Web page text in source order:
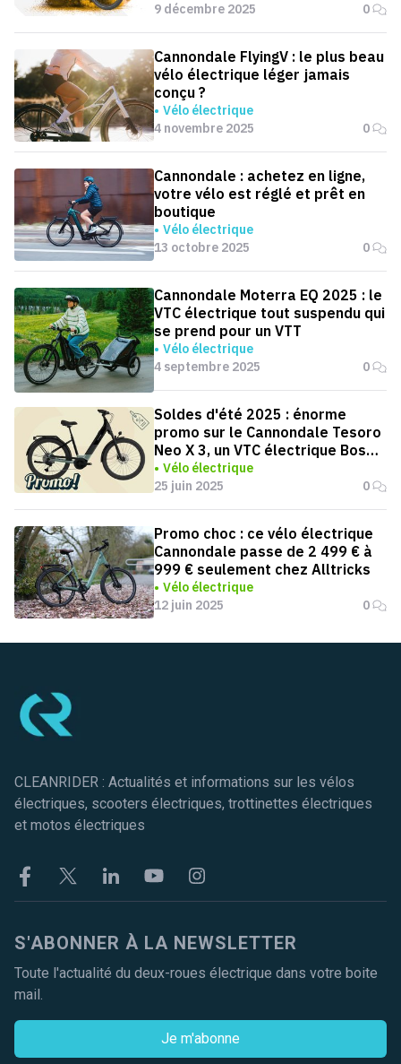
9 décembre 2025
0
Cannondale FlyingV : le plus beau
vélo électrique léger jamais
conçu ?
Vélo électrique
4 novembre 2025
0
Cannondale : achetez en ligne,
votre vélo est réglé et prêt en
boutique
Vélo électrique
13 octobre 2025
0
Cannondale Moterra EQ 2025 : le
VTC électrique tout suspendu qui
se prend pour un VTT
Vélo électrique
4 septembre 2025
0
Soldes d'été 2025 : énorme
promo sur le Cannondale Tesoro
Neo X 3, un VTC électrique Bosch
à 1599 €
Vélo électrique
25 juin 2025
0
Promo choc : ce vélo électrique
Cannondale passe de 2 499 € à
999 € seulement chez Alltricks
Vélo électrique
12 juin 2025
0
CLEANRIDER : Actualités et informations sur les vélos
électriques, scooters électriques, trottinettes électriques
et motos électriques
FacebookTwitter LinkekinYoutubeInstagram
S'ABONNER À LA NEWSLETTER
Toute l'actualité du deux-roues électrique dans votre boite
mail.
Je m'abonne